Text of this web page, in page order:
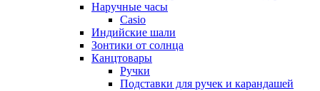
Наручные часы
Casio
Индийские шали
Зонтики от солнца
Канцтовары
Ручки
Подставки для ручек и карандашей